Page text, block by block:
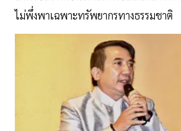
ไม่พึ่งพาเฉพาะทรัพยากรทางธรรมชาติ